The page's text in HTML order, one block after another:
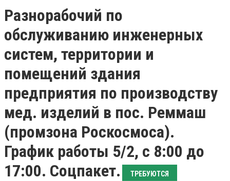
Разнорабочий по
обслуживанию инженерных
систем, территории и
помещений здания
предприятия по производству
мед. изделий в пос. Реммаш
(промзона Роскосмоса).
График работы 5/2, с 8:00 до
17:00. Соцпакет.
ТРЕБУЮТСЯ